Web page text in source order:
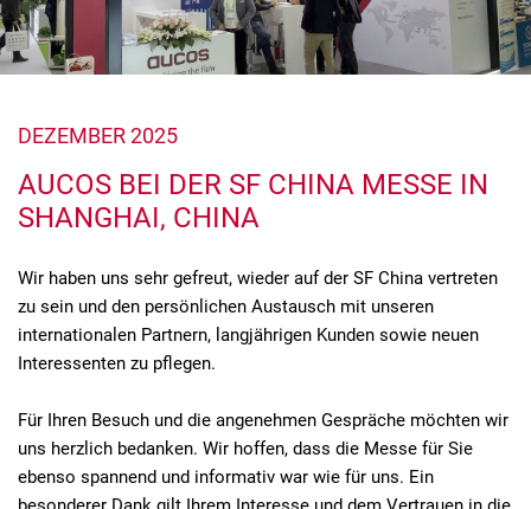
DEZEMBER 2025
AUCOS BEI DER SF CHINA MESSE IN
SHANGHAI, CHINA
Wir haben uns sehr gefreut, wieder auf der SF China vertreten
zu sein und den persönlichen Austausch mit unseren
internationalen Partnern, langjährigen Kunden sowie neuen
Interessenten zu pflegen.
Für Ihren Besuch und die angenehmen Gespräche möchten wir
uns herzlich bedanken. Wir hoffen, dass die Messe für Sie
ebenso spannend und informativ war wie für uns. Ein